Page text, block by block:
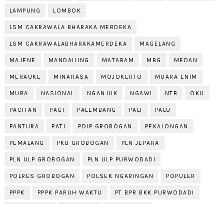
LAMPUNG LOMBOK
LSM CAKRAWALA BHARAKA MERDEKA
LSM CAKRAWALABHARAKAMERDEKA MAGELANG
MAJENE MANDAILING MATARAM MBG MEDAN
MERAUKE MINAHASA MOJOKERTO MUARA ENIM
MUBA NASIONAL NGANJUK NGAWI NTB OKU
PACITAN PAGI PALEMBANG PALI PALU
PANTURA PATI PDIP GROBOGAN PEKALONGAN
PEMALANG PKB GROBOGAN PLN JEPARA
PLN ULP GROBOGAN PLN ULP PURWODADI
POLRES GROBOGAN POLSEK NGARINGAN POPULER
PPPK PPPK PARUH WAKTU PT BPR BKK PURWODADI